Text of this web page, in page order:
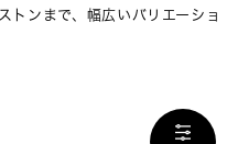
トンまで、幅広いバリエーショ